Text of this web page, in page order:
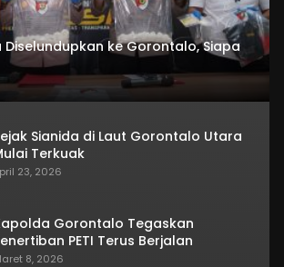
Diselundupkan ke Gorontalo, Siapa
Sianida di Laut Gorontalo Utara
Terkuak
23, 2026
Gorontalo Tegaskan
PETI Terus Berjalan
8, 2026